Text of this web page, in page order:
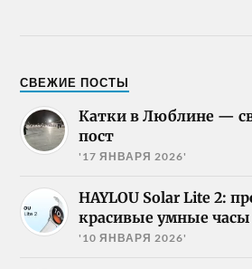
СВЕЖИЕ ПОСТЫ
Катки в Люблине —
пост
'17 ЯНВАРЯ 2026'
HAYLOU Solar Lite 2:
красивые умные часы
'10 ЯНВАРЯ 2026'